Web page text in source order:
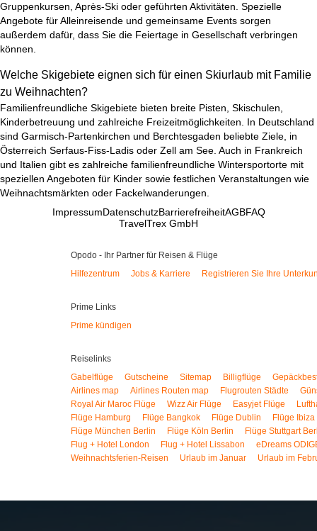
Gruppenkursen, Après-Ski oder geführten Aktivitäten. Spezielle
Angebote für Alleinreisende und gemeinsame Events sorgen
außerdem dafür, dass Sie die Feiertage in Gesellschaft verbringen
können.
Welche Skigebiete eignen sich für einen Skiurlaub mit Familie
zu Weihnachten?
Familienfreundliche Skigebiete bieten breite Pisten, Skischulen,
Kinderbetreuung und zahlreiche Freizeitmöglichkeiten. In Deutschland
sind Garmisch-Partenkirchen und Berchtesgaden beliebte Ziele, in
Österreich Serfaus-Fiss-Ladis oder Zell am See. Auch in Frankreich
und Italien gibt es zahlreiche familienfreundliche Wintersportorte mit
speziellen Angeboten für Kinder sowie festlichen Veranstaltungen wie
Weihnachtsmärkten oder Fackelwanderungen.
ImpressumDatenschutzBarrierefreiheitAGBFAQ
TravelTrex GmbH